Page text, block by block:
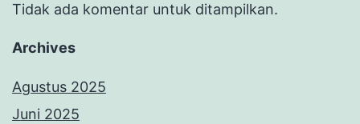
Tidak ada komentar untuk ditampilkan.
Archives
Agustus 2025
Juni 2025